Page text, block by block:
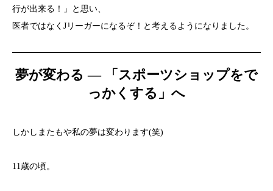
行が出来る！」と思い、
医者ではなくJリーガーになるぞ！と考えるようになりました。
夢が変わる ― 「スポーツショップをで
っかくする」へ
しかしまたもや私の夢は変わります(笑)
11歳の頃。